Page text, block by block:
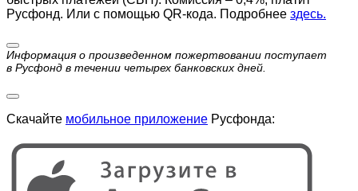
Русфонд. Или с помощью QR-кода. Подробнее здесь.
Информация о произведенном пожертвовании поступает
в Русфонд в течении четырех банковских дней.
Скачайте мобильное приложение Русфонда: